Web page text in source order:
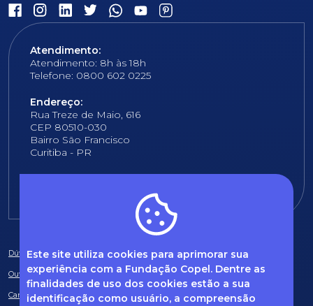
Este site utiliza cookies para aprimorar sua
experiência com a Fundação Copel. Dentre as
finalidades de uso dos cookies estão a sua
identificação como usuário, a compreensão
Atendimento:
Atendimento: 8h às 18h
Telefone: 0800 602 0225
Endereço:
Rua Treze de Maio, 616
CEP 80510-030
Bairro São Francisco
Curitiba - PR
Dúvidas frequentes
Ouvidoria
Canal de Denúncias